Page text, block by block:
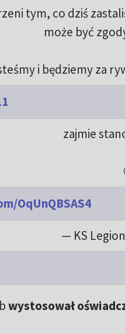
tym, co dziś
może być
i będziemy za
zajmie
OqUnQBSAS4
— KS
wystosował